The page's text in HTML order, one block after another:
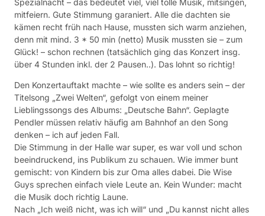
Spezialnacht – das bedeutet viel, viel tolle Musik, mitsingen,
mitfeiern. Gute Stimmung garaniert. Alle die dachten sie
kämen recht früh nach Hause, mussten sich warm anziehen,
denn mit mind. 3 * 50 min (netto) Musik mussten sie – zum
Glück! – schon rechnen (tatsächlich ging das Konzert insg.
über 4 Stunden inkl. der 2 Pausen..). Das lohnt so richtig!
Den Konzertauftakt machte – wie sollte es anders sein – der
Titelsong „Zwei Welten“, gefolgt von einem meiner
Lieblingssongs des Albums: „Deutsche Bahn“. Geplagte
Pendler müssen relativ häufig am Bahnhof an den Song
denken – ich auf jeden Fall.
Die Stimmung in der Halle war super, es war voll und schon
beeindruckend, ins Publikum zu schauen. Wie immer bunt
gemischt: von Kindern bis zur Oma alles dabei. Die Wise
Guys sprechen einfach viele Leute an. Kein Wunder: macht
die Musik doch richtig Laune.
Nach „Ich weiß nicht, was ich will“ und „Du kannst nicht alles